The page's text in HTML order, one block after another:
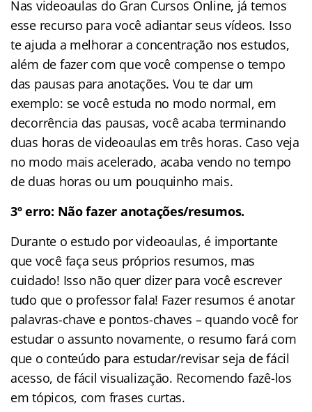
Nas videoaulas do Gran Cursos Online, já temos
esse recurso para você adiantar seus vídeos. Isso
te ajuda a melhorar a concentração nos estudos,
além de fazer com que você compense o tempo
das pausas para anotações. Vou te dar um
exemplo: se você estuda no modo normal, em
decorrência das pausas, você acaba terminando
duas horas de videoaulas em três horas. Caso veja
no modo mais acelerado, acaba vendo no tempo
de duas horas ou um pouquinho mais.
3º erro: Não fazer anotações/resumos.
Durante o estudo por videoaulas, é importante
que você faça seus próprios resumos, mas
cuidado! Isso não quer dizer para você escrever
tudo que o professor fala! Fazer resumos é anotar
palavras-chave e pontos-chaves – quando você for
estudar o assunto novamente, o resumo fará com
que o conteúdo para estudar/revisar seja de fácil
acesso, de fácil visualização. Recomendo fazê-los
em tópicos, com frases curtas.